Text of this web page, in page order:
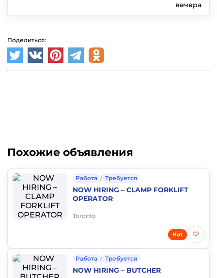
вечера
Поделиться:
Похожие объявления
Работа / Требуется
NOW HIRING – CLAMP FORKLIFT
OPERATOR
Toronto
Hot
Работа / Требуется
NOW HIRING – BUTCHER